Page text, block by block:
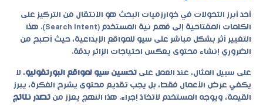
أحد أبرز التحولات في خوارزميات البحث هو الانتقال من التركيز على
الكلمات المفتاحية إلى فهم نية المستخدم (Search Intent). هذا
التغيير أثر بشكل مباشر على سيو للمواقع الإبداعية، حيث أصبح من
الضروري إنشاء محتوى يعكس احتياجات الزائر بدقة.
على سبيل المثال، عند العمل على تحسين سيو لمواقع البورتفوليو، لا
يكفي عرض الأعمال فقط، بل يجب تقديم محتوى يشرح الفكرة، يبرز
القيمة، ويوجه المستخدم لاتخاذ إجراء. هذا النهج يعزز من تصدر نتائج